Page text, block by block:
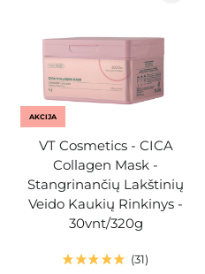
AKCIJA
VT Cosmetics - CICA
Collagen Mask -
Stangrinančių Lakštinių
Veido Kaukių Rinkinys -
30vnt/320g
31